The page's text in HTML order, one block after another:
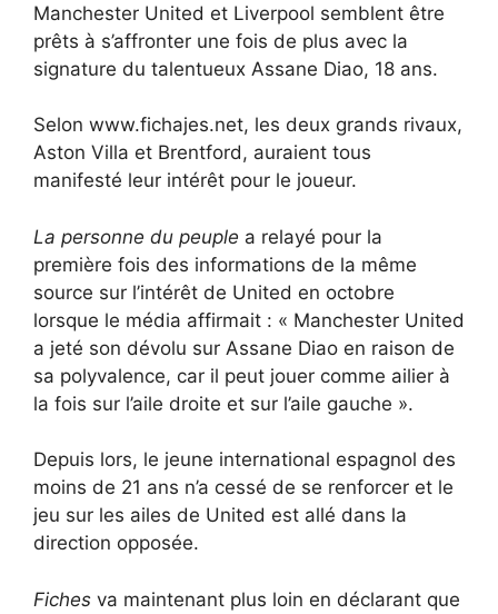
Manchester United et Liverpool semblent être
prêts à s’affronter une fois de plus avec la
signature du talentueux Assane Diao, 18 ans.
Selon www.fichajes.net, les deux grands rivaux,
Aston Villa et Brentford, auraient tous
manifesté leur intérêt pour le joueur.
La personne du peuple a relayé pour la
première fois des informations de la même
source sur l’intérêt de United en octobre
lorsque le média affirmait : « Manchester United
a jeté son dévolu sur Assane Diao en raison de
sa polyvalence, car il peut jouer comme ailier à
la fois sur l’aile droite et sur l’aile gauche ».
Depuis lors, le jeune international espagnol des
moins de 21 ans n’a cessé de se renforcer et le
jeu sur les ailes de United est allé dans la
direction opposée.
Fiches va maintenant plus loin en déclarant que